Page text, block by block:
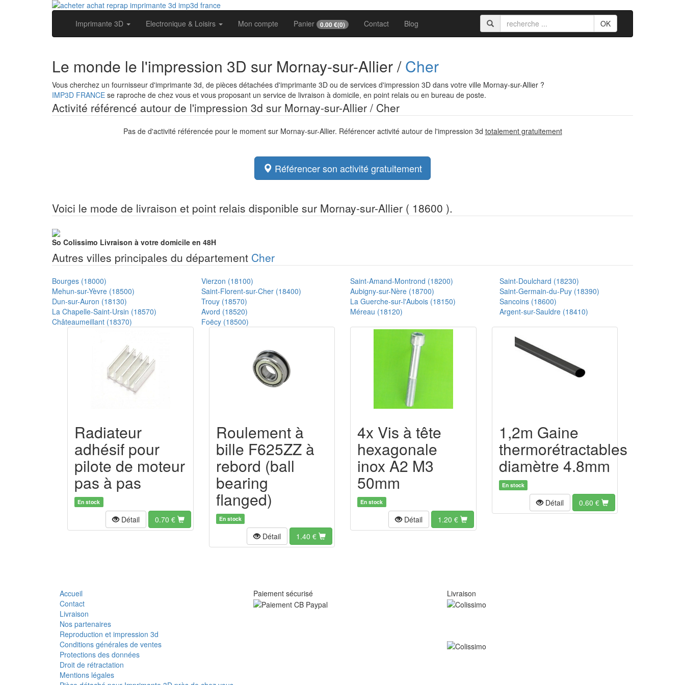
Imprimante 3D Electronique & Loisirs Mon compte Panier 0.00 €(0) Contact Blog OK
Le monde le l'impression 3D sur Mornay-sur-Allier /Cher
Vous cherchez un fournisseur d'imprimante 3d, de pièces détachées d'imprimante 3D ou de services d'impression 3D dans votre ville Mornay-sur-Allier ?
IMP3D FRANCE se raproche de chez vous et vous proposant un service de livraison à domicile, en point relais ou en bureau de poste.
Activité référencé autour de l'impression 3d sur Mornay-sur-Allier / Cher
Pas de d'activité référencée pour le moment sur Mornay-sur-Allier. Référencer activité autour de l'impression 3d totalement gratuitement
Référencer son activité gratuitement
Voici le mode de livraison et point relais disponible sur Mornay-sur-Allier ( 18600 ).
So Colissimo Livraison à votre domicile en 48H
Autres villes principales du département Cher
Bourges (18000) Vierzon (18100) Saint-Amand-Montrond (18200)
Saint-Doulchard (18230)
Mehun-sur-Yèvre (18500)
Saint-Florent-sur-Cher (18400) Aubigny-sur-Nère (18700)
Saint-Germain-du-Puy (18390)
Dun-sur-Auron (18130)
Trouy (18570) La Guerche-sur-l'Aubois (18150)
Sancoins (18600)
La Chapelle-Saint-Ursin (18570)
Avord (18520) Méreau (18120)
Argent-sur-Sauldre (18410)
Châteaumeillant (18370)
Foëcy (18500)
Radiateur
adhésif pour
pilote de moteur
pas à pas
En stock
Détail 0.70 €
Roulement à
bille F625ZZ à
rebord (ball
bearing
flanged)
En stock
Détail 1.40 €
4x Vis à tête
hexagonale
inox A2 M3
50mm
En stock
Détail 1.20 €
1,2m Gaine
thermorétractables
diamètre 4.8mm
En stock
Détail 0.60 €
Accueil
Contact
Livraison
Nos partenaires
Reproduction et impression 3d
Conditions générales de ventes
Protections des données
Droit de rétractation
Mentions légales
Paiement sécurisé Livraison